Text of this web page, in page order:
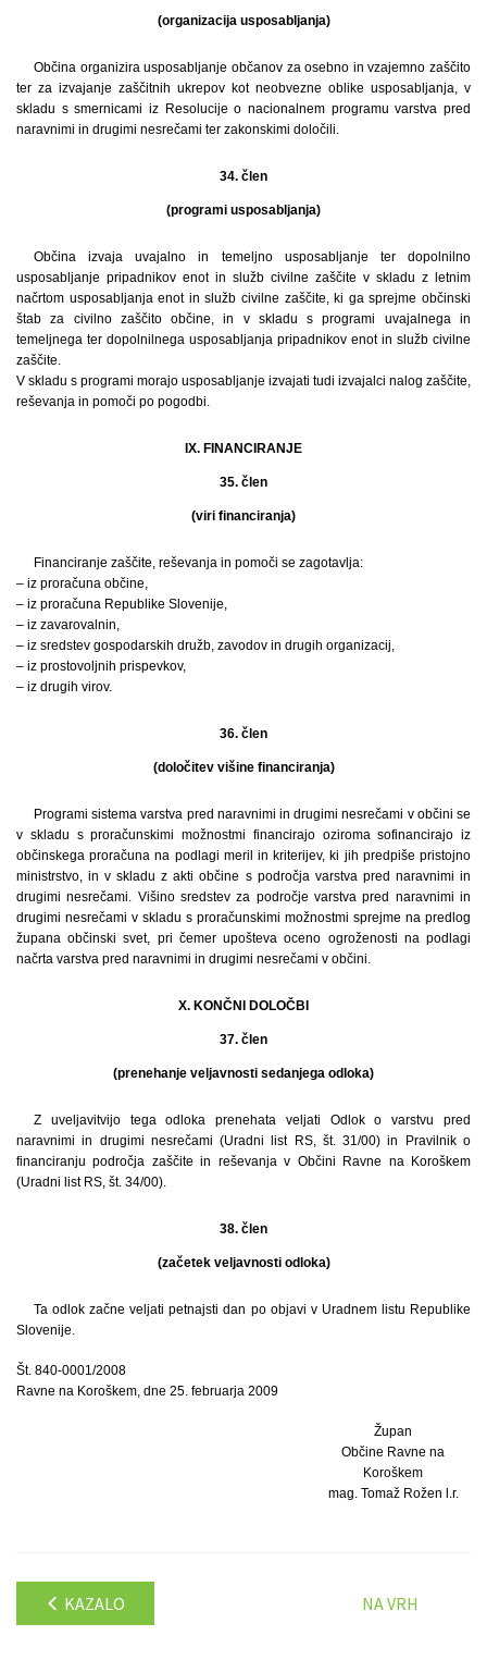
(organizacija usposabljanja)
Občina organizira usposabljanje občanov za osebno in vzajemno zaščito
ter za izvajanje zaščitnih ukrepov kot neobvezne oblike usposabljanja, v
skladu s smernicami iz Resolucije o nacionalnem programu varstva pred
naravnimi in drugimi nesrečami ter zakonskimi določili.
34. člen
(programi usposabljanja)
Občina izvaja uvajalno in temeljno usposabljanje ter dopolnilno
usposabljanje pripadnikov enot in služb civilne zaščite v skladu z letnim
načrtom usposabljanja enot in služb civilne zaščite, ki ga sprejme občinski
štab za civilno zaščito občine, in v skladu s programi uvajalnega in
temeljnega ter dopolnilnega usposabljanja pripadnikov enot in služb civilne
zaščite.
V skladu s programi morajo usposabljanje izvajati tudi izvajalci nalog zaščite,
reševanja in pomoči po pogodbi.
IX. FINANCIRANJE
35. člen
(viri financiranja)
Financiranje zaščite, reševanja in pomoči se zagotavlja:
– iz proračuna občine,
– iz proračuna Republike Slovenije,
– iz zavarovalnin,
– iz sredstev gospodarskih družb, zavodov in drugih organizacij,
– iz prostovoljnih prispevkov,
– iz drugih virov.
36. člen
(določitev višine financiranja)
Programi sistema varstva pred naravnimi in drugimi nesrečami v občini se
v skladu s proračunskimi možnostmi financirajo oziroma sofinancirajo iz
občinskega proračuna na podlagi meril in kriterijev, ki jih predpiše pristojno
ministrstvo, in v skladu z akti občine s področja varstva pred naravnimi in
drugimi nesrečami. Višino sredstev za področje varstva pred naravnimi in
drugimi nesrečami v skladu s proračunskimi možnostmi sprejme na predlog
župana občinski svet, pri čemer upošteva oceno ogroženosti na podlagi
načrta varstva pred naravnimi in drugimi nesrečami v občini.
X. KONČNI DOLOČBI
37. člen
(prenehanje veljavnosti sedanjega odloka)
Z uveljavitvijo tega odloka prenehata veljati Odlok o varstvu pred
naravnimi in drugimi nesrečami (Uradni list RS, št. 31/00) in Pravilnik o
financiranju področja zaščite in reševanja v Občini Ravne na Koroškem
(Uradni list RS, št. 34/00).
38. člen
(začetek veljavnosti odloka)
Ta odlok začne veljati petnajsti dan po objavi v Uradnem listu Republike
Slovenije.
Št. 840-0001/2008
Ravne na Koroškem, dne 25. februarja 2009
Župan
Občine Ravne na
Koroškem
mag. Tomaž Rožen l.r.
KAZALO NA VRH